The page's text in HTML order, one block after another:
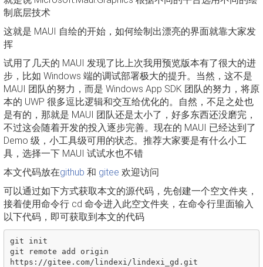
制底层技术
这就是 MAUI 自绘的开始，如何绘制出漂亮的界面就靠大家发
挥
试用了几天的 MAUI 发现了比上次我用预览版本有了很大的进
步，比如 Windows 端的调试部署极大的提升。当然，这不是
MAUI 团队的努力，而是 Windows App SDK 团队的努力，将原
本的 UWP 很多逗比逻辑和交互给优化的。自然，不足之处也
是有的，那就是 MAUI 团队还是太小了，好多东西还没磨完，
不过这会随着开发的投入逐步完善。现在的 MAUI 已经达到了
Demo 级，小工具级可用的状态。推荐大家要是有什么小工
具，选择一下 MAUI 试试水也不错
本文代码放在github 和 gitee 欢迎访问
可以通过如下方式获取本文的源代码，先创建一个空文件夹，
接着使用命令行 cd 命令进入此空文件夹，在命令行里面输入
以下代码，即可获取到本文的代码
git init
git remote add origin
https://gitee.com/lindexi/lindexi_gd.git